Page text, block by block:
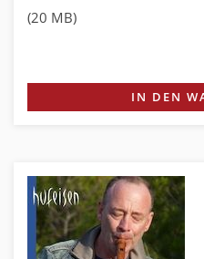
(20 MB)
IN DEN